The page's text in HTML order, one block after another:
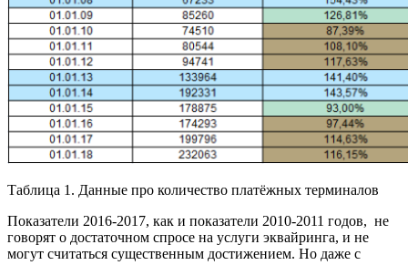
Таблица 1. Данные про количество платёжных терминалов
Показатели 2016-2017, как и показатели 2010-2011 годов, не
говорят о достаточном спросе на услуги эквайринга, и не
могут считаться существенным достижением. Но даже с